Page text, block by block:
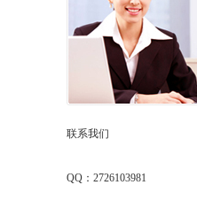
联系我们
QQ：2726103981